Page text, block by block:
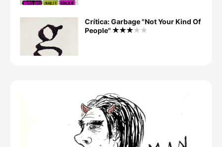
Crítica: Garbage "Not Your Kind Of
People"